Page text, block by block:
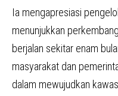
Ia mengapresiasi
menunjukkan
berjalan sekitar enam
masyarakat dan
dalam mewujudkan